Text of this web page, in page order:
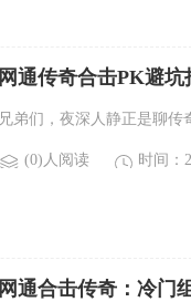
网通传奇合击PK避
兄弟们，夜深人静正是聊
(0)人阅读 时间：
网通合击传奇：冷门